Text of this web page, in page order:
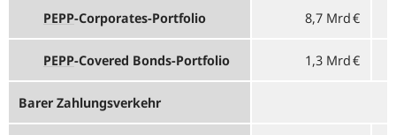
PEPP-Corporates-Portfolio 8,7 Mrd €
PEPP-Covered Bonds-Portfolio 1,3 Mrd €
Barer Zahlungsverkehr